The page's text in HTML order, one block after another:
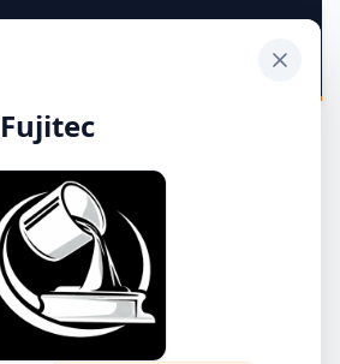
y Siderúrgicas
METALÚRGICAS
Fujitec